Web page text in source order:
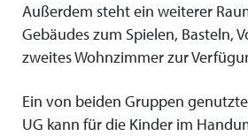
Außerdem steht ein weiterer
Gebäudes zum Spielen, Basteln,
zweites Wohnzimmer zur
Ein von beiden Gruppen
UG kann für die Kinder im